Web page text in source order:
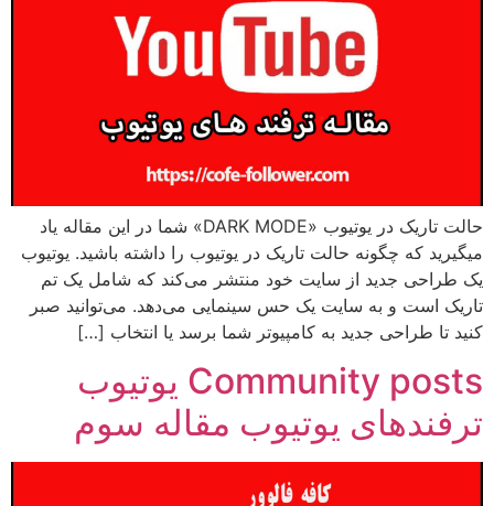
حالت تاریک در یوتیوب «DARK MODE» شما در این مقاله یاد
میگیرید که چگونه حالت تاریک در یوتیوب را داشته باشید. یوتیوب
یک طراحی جدید از سایت خود منتشر می‌کند که شامل یک تم
تاریک است و به سایت یک حس سینمایی می‌دهد. می‌توانید صبر
کنید تا طراحی جدید به کامپیوتر شما برسد یا انتخاب […]
Community posts یوتیوب
ترفندهای یوتیوب مقاله سوم